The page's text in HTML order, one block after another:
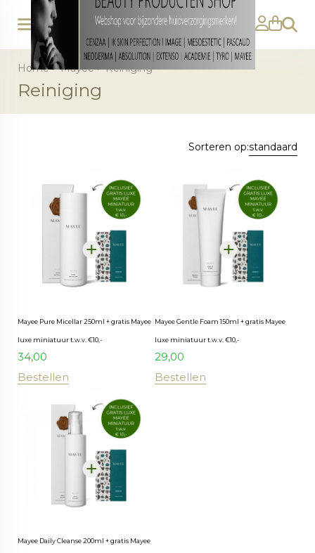
Home>Mayee>Reiniging
Reiniging
Sorteren op:standaard
Mayee Pure Micellar 250ml + gratis Mayee
luxe miniatuur t.w.v. €10,-
34,00
Bestellen
Mayee Gentle Foam 150ml + gratis Mayee
luxe miniatuur t.w.v. €10,-
29,00
Bestellen
Mayee Daily Cleanse 200ml + gratis Mayee